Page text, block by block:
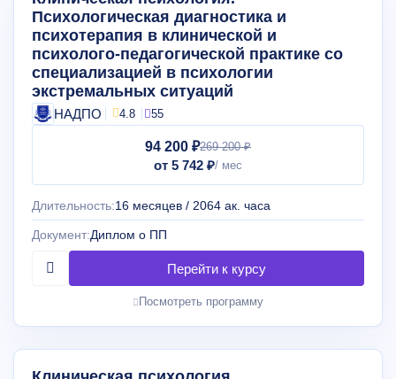
Психологическая диагностика и
психотерапия в клинической и
психолого-педагогической практике со
специализацией в психологии
экстремальных ситуаций
НАДПО 4.8 55
94 200 ₽269 200 ₽
от 5 742 ₽
Длительность:16 месяцев / 2064 ак. часа
Документ:Диплом о ПП
Посмотреть программу